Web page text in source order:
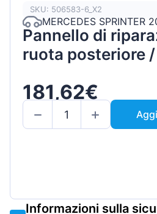
SKU: 506583-6_X2
MERCEDES SPRINTER
Pannello di
ruota posteriore
181,62€
Informazioni sulla